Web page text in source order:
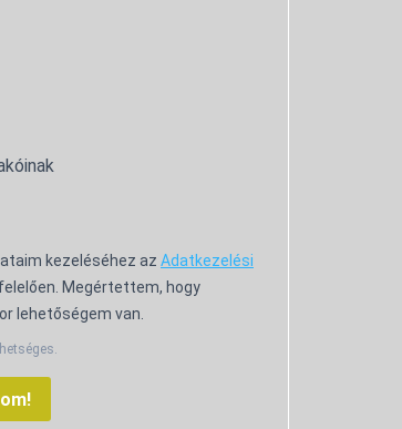
kezeléséhez az Adatkezelési
Megértettem, hogy
lehetőségem van.